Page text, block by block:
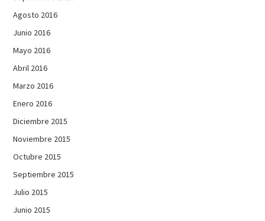
Agosto 2016
Junio 2016
Mayo 2016
Abril 2016
Marzo 2016
Enero 2016
Diciembre 2015
Noviembre 2015
Octubre 2015
Septiembre 2015
Julio 2015
Junio 2015